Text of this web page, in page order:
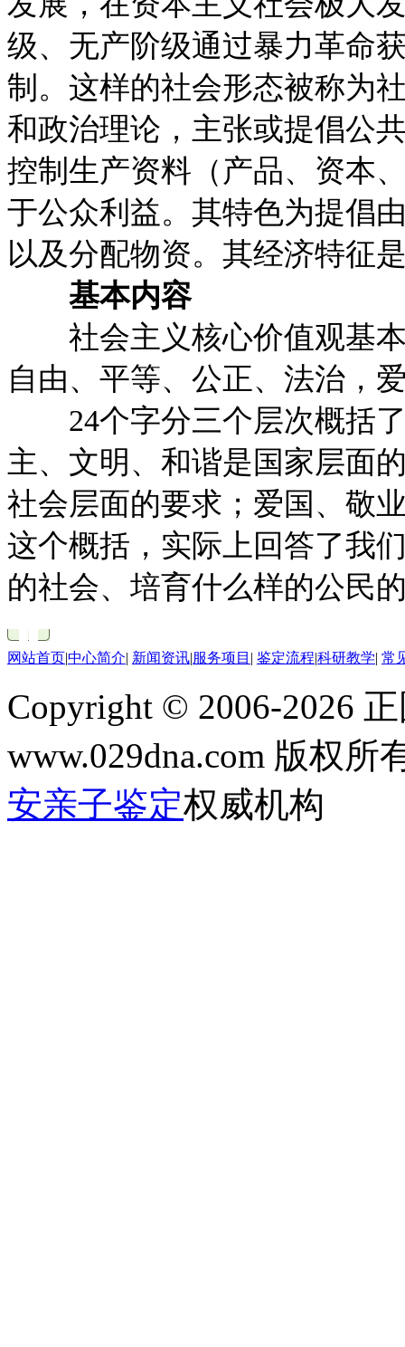
级、无产阶级通过暴力革命
制。这样的社会形态被称为
和政治理论，主张或提倡公
控制生产资料（产品、资本
于公众利益。其特色为提倡
以及分配物资。其经济特征
基本内容
社会主义核心价值观基本
自由、平等、公正、法治，
24个字分三个层次概括了
主、文明、和谐是国家层面
社会层面的要求；爱国、敬
这个概括，实际上回答了我
的社会、培育什么样的公民
网站首页|中心简介| 新闻资讯|服务项目 | 鉴定流程|科研教学| 常
Copyright © 2006-2026
www.029dna.com 版权所
安亲子鉴定权威机构